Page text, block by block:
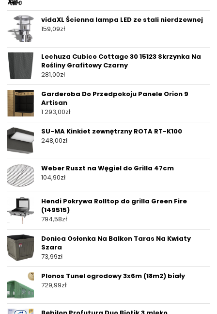
vidaXL Ścienna lampa LED ze stali nierdzewnej
159,09zł
Lechuza Cubico Cottage 30 15123 Skrzynka Na
Rośliny Grafitowy Czarny
281,00zł
Garderoba Do Przedpokoju Panele Orion 9
Artisan
1 293,00zł
SU-MA Kinkiet zewnętrzny ROTA RT-K100
248,00zł
Weber Ruszt na Węgiel do Grilla 47cm
104,90zł
Hendi Pokrywa Rolltop do grilla Green Fire
(149515)
794,58zł
Donica Osłonka Na Balkon Taras Na Kwiaty
Szara
73,99zł
Plonos Tunel ogrodowy 3x6m (18m2) biały
729,99zł